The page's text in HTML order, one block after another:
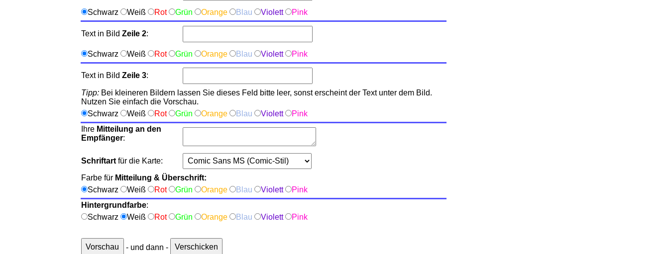
Schwarz Weiß Rot Grün Orange Blau Violett Pink
Text in Bild Zeile 2:
Schwarz Weiß Rot Grün Orange Blau Violett Pink
Text in Bild Zeile 3:
Tipp: Bei kleineren Bildern lassen Sie dieses Feld bitte leer, sonst erscheint der Text unter dem Bild.
Nutzen Sie einfach die Vorschau.
Schwarz
Weiß Rot Grün Orange Blau Violett
Pink
Ihre Mitteilung an den
Empfänger:
Schriftart für die Karte:
Farbe für Mitteilung & Überschrift:
Schwarz
Weiß Rot Grün Orange Blau Violett
Pink
Hintergrundfarbe:
Schwarz
Weiß Rot Grün Orange Blau Violett Pink
- und dann -